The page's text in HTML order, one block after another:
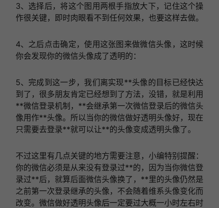
3、选择后，将这个图用两根手指放大下，记住这个操
作很关键，即时肉眼看不到任何效果，也要这样去做。
4、之后点击确定，使用这张图来做微信头像，这时候
你会发现你的微信头像成了透明的：
5、完成到这一步，我们离实现**头像的目标已经快达
到了，很多朋友肯定已经想到了方法，没错，就是利用
**微信登录机制，**会继承第一次微信登录后的微信头
像用作**头像。所以当你的微信做好透明头像好，现在
只需要去登录**就可以让**的头像变成透明头像了。
不过这里有几点关键的地方需要注意，小编特别提醒：
你的微信必须是从来没有登录过**的，因为当你微信登
录过**后，就算后面微信头像换了，**里的头像仍然是
之前第一次登录继承的头像，不会随着维系头像变化而
改变。微信做好透明头像后一定要过大概一小时左右时